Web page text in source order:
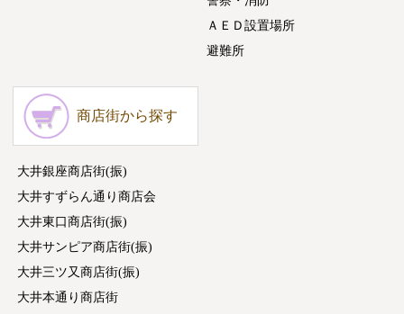
ＡＥＤ設置場所
避難所
商店街から探す
大井銀座商店街(振)
大井すずらん通り商店会
大井東口商店街(振)
大井サンピア商店街(振)
大井三ツ又商店街(振)
大井本通り商店街